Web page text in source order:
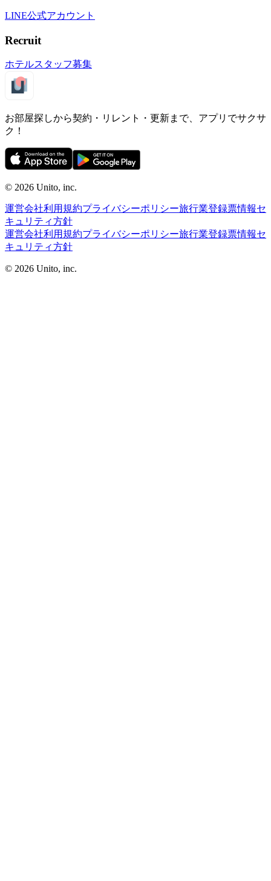
LINE公式アカウント
Recruit
ホテルスタッフ募集
お部屋探しから契約・リレント・更新まで、アプリでサクサ
ク！
©︎ 2026 Unito, inc.
運営会社利用規約プライバシーポリシー旅行業登録票情報セ
キュリティ方針
運営会社利用規約プライバシーポリシー旅行業登録票情報セ
キュリティ方針
©︎ 2026 Unito, inc.